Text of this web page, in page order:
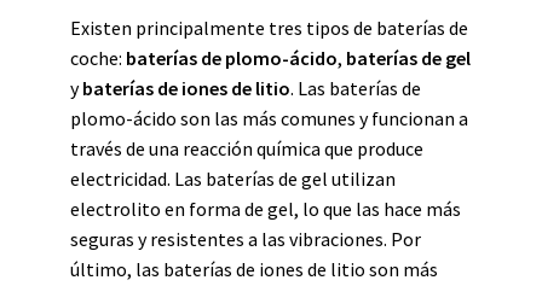
Existen principalmente tres tipos de baterías de
coche: baterías de plomo-ácido, baterías de gel
ybaterías de iones de litio. Las baterías de
plomo-ácido son las más comunes y funcionan a
través de una reacción química que produce
electricidad. Las baterías de gel utilizan
electrolito en forma de gel, lo que las hace más
seguras y resistentes a las vibraciones. Por
último, las baterías de iones de litio son más